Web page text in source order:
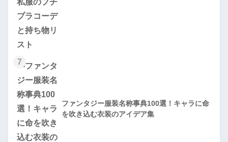
7
ファンタジー服装名称事典100選！キャラに命
を吹き込む衣装のアイデア集